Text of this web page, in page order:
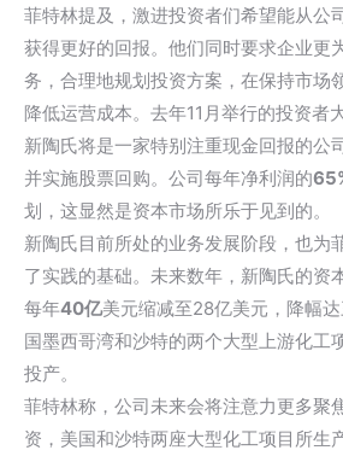
菲特林提及，激进投资者们希望能从公
获得更好的回报。他们同时要求企业更
务，合理地规划投资方案，在保持市场
降低运营成本。去年11月举行的投资者
新陶氏将是一家特别注重现金回报的公
并实施股票回购。公司每年净利润的
划，这显然是资本市场所乐于见到的。
新陶氏目前所处的业务发展阶段，也为
了实践的基础。未来数年，新陶氏的资
每年40亿美元缩减至28亿美元，降幅
国墨西哥湾和沙特的两个大型上游化工
投产。
菲特林称，公司未来会将注意力更多聚
资，美国和沙特两座大型化工项目所生